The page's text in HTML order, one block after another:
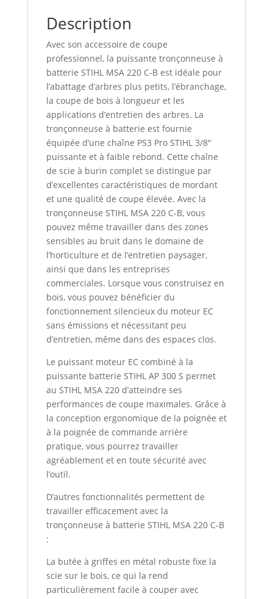
Description
Avec son accessoire de coupe
professionnel, la puissante tronçonneuse à
batterie STIHL MSA 220 C-B est idéale pour
l’abattage d’arbres plus petits, l’ébranchage,
la coupe de bois à longueur et les
applications d’entretien des arbres. La
tronçonneuse à batterie est fournie
équipée d’une chaîne PS3 Pro STIHL 3/8″
puissante et à faible rebond. Cette chaîne
de scie à burin complet se distingue par
d’excellentes caractéristiques de mordant
et une qualité de coupe élevée. Avec la
tronçonneuse STIHL MSA 220 C-B, vous
pouvez même travailler dans des zones
sensibles au bruit dans le domaine de
l’horticulture et de l’entretien paysager,
ainsi que dans les entreprises
commerciales. Lorsque vous construisez en
bois, vous pouvez bénéficier du
fonctionnement silencieux du moteur EC
sans émissions et nécessitant peu
d’entretien, même dans des espaces clos.
Le puissant moteur EC combiné à la
puissante batterie STIHL AP 300 S permet
au STIHL MSA 220 d’atteindre ses
performances de coupe maximales. Grâce à
la conception ergonomique de la poignée et
à la poignée de commande arrière
pratique, vous pourrez travailler
agréablement et en toute sécurité avec
l’outil.
D’autres fonctionnalités permettent de
travailler efficacement avec la
tronçonneuse à batterie STIHL MSA 220 C-B
:
La butée à griffes en métal robuste fixe la
scie sur le bois, ce qui la rend
particulièrement facile à couper avec